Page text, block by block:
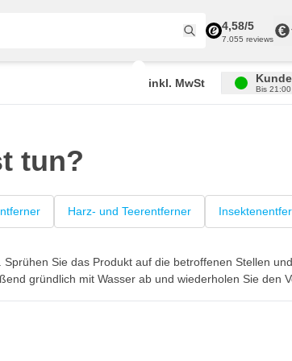
4,58/5
7.055 reviews
€
inkl. MwSt Bis
tun?
Harz- und Teerentferner
Sie das Produkt auf die betroffenen Stellen
gründlich mit Wasser ab und wiederholen Sie den